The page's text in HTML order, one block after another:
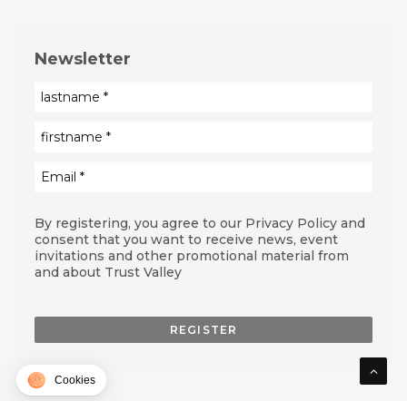
Newsletter
By registering, you agree to our Privacy Policy and
consent that you want to receive news, event
invitations and other promotional material from
and about Trust Valley
Cookies